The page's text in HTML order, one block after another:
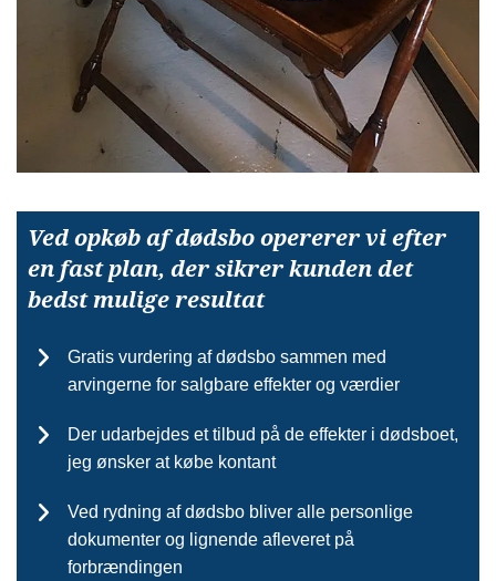
Ved opkøb af dødsbo opererer vi efter
en fast plan, der sikrer kunden det
bedst mulige resultat
Gratis vurdering af dødsbo sammen med
arvingerne for salgbare effekter og værdier
Der udarbejdes et tilbud på de effekter i dødsboet,
jeg ønsker at købe kontant
Ved rydning af dødsbo bliver alle personlige
dokumenter og lignende afleveret på
forbrændingen